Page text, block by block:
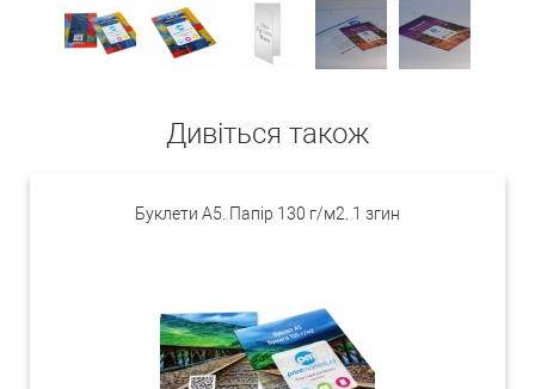
Дивіться також
Буклети А5. Папір 130 г/м2. 1 згин